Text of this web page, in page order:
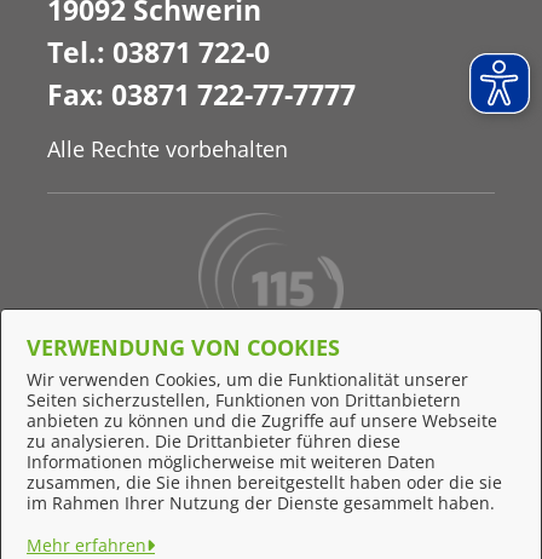
Behördennummer 115
Online-Support
19092 Schwerin
Tel.: 03871 722-0
Fax: 03871 722-77-7777
Alle Rechte vorbehalten
Feedback
Impressum
VERWENDUNG VON COOKIES
Wir verwenden Cookies, um die Funktionalität unserer
Seiten sicherzustellen, Funktionen von Drittanbietern
anbieten zu können und die Zugriffe auf unsere Webseite
zu analysieren. Die Drittanbieter führen diese
Informationen möglicherweise mit weiteren Daten
zusammen, die Sie ihnen bereitgestellt haben oder die sie
im Rahmen Ihrer Nutzung der Dienste gesammelt haben.
Mehr erfahren